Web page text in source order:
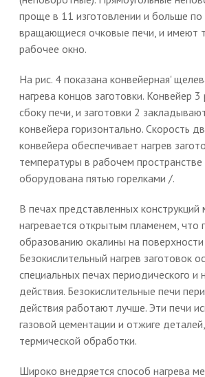
проще в 11 изготовлении и больше по
вращающиеся очковые печи, и имеют
рабочее окно.
На рис. 4 показана конвейерная'
нагрева концов заготовки. Конвейер
сбоку печи, и заготовки 2
конвейера горизонтально. Скорость
конвейера обеспечивает нагрев
температуры в рабочем пространстве
оборудована пятью горелками /.
В печах представленных конструкций
нагревается открытым пламенем, что
образованию окалины на поверхности
Безокислительный нагрев заготовок
специальных печах периодического и
действия. Безокислительные печи
действия работают лучше. Эти печи
газовой цементации и отжиге
термической обработки.
Широко внедряется способ нагрева